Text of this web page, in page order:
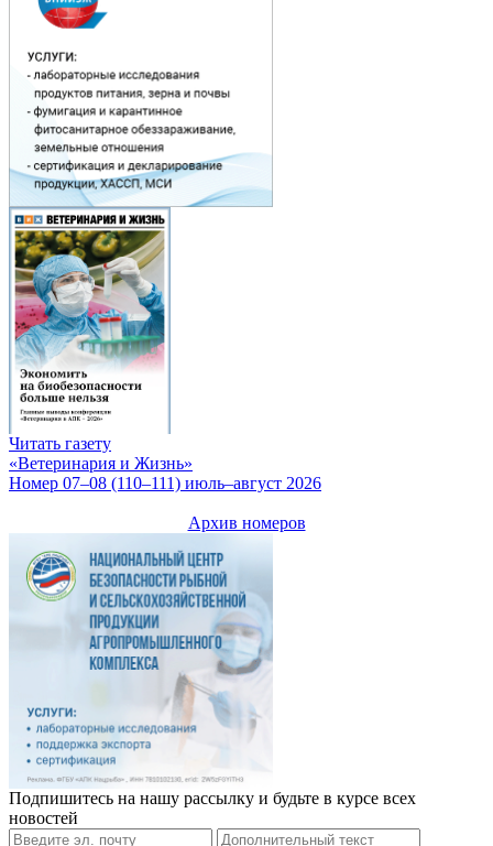
Читать газету
«Ветеринария и Жизнь»
Номер 07–08 (110–111) июль–август 2026
Архив номеров
Подпишитесь на нашу рассылку и будьте в курсе всех
новостей